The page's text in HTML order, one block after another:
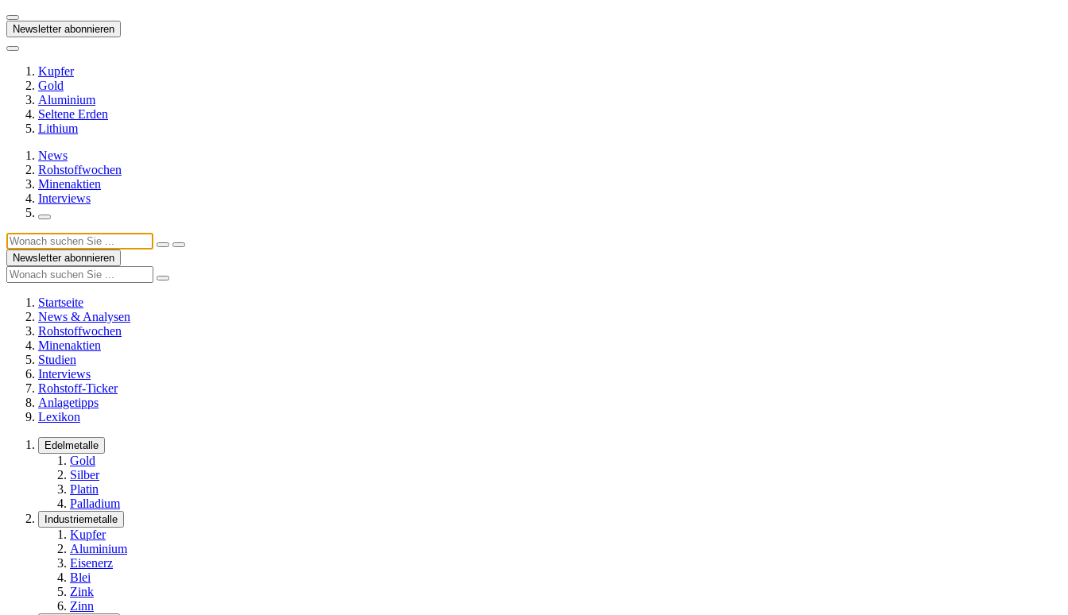
Newsletter abonnieren
Kupfer
Gold
Aluminium
Seltene Erden
Lithium
News
Rohstoffwochen
Minenaktien
Interviews
Newsletter abonnieren
Startseite
News & Analysen
Rohstoffwochen
Minenaktien
Studien
Interviews
Rohstoff-Ticker
Anlagetipps
Lexikon
Edelmetalle
Gold
Silber
Platin
Palladium
Industriemetalle
Kupfer
Aluminium
Eisenerz
Blei
Zink
Zinn